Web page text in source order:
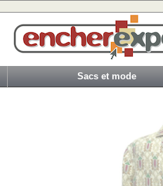
Sacs et mode